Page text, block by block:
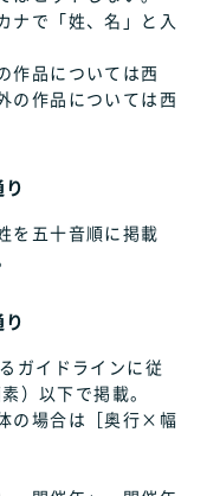
ナで「姓、名」と入
作品については西
の作品については西
を五十音順に掲載
ガイドラインに従
）以下で掲載。
の場合は［奥行×幅